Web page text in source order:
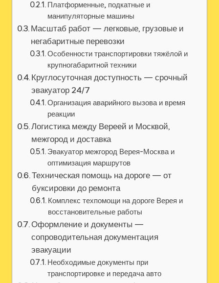
Платформенные‚ подкатные и
манипуляторные машины
Масштаб работ — легковые‚ грузовые и
негабаритные перевозки
Особенности транспортировки тяжёлой и
крупногабаритной техники
Круглосуточная доступность — срочный
эвакуатор 24/7
Организация аварийного вызова и время
реакции
Логистика между Вереей и Москвой,
межгород и доставка
Эвакуатор межгород Верея-Москва и
оптимизация маршрутов
Техническая помощь на дороге — от
буксировки до ремонта
Комплекс техпомощи на дороге Верея и
восстановительные работы
Оформление и документы —
сопроводительная документация
эвакуации
Необходимые документы при
транспортировке и передача авто